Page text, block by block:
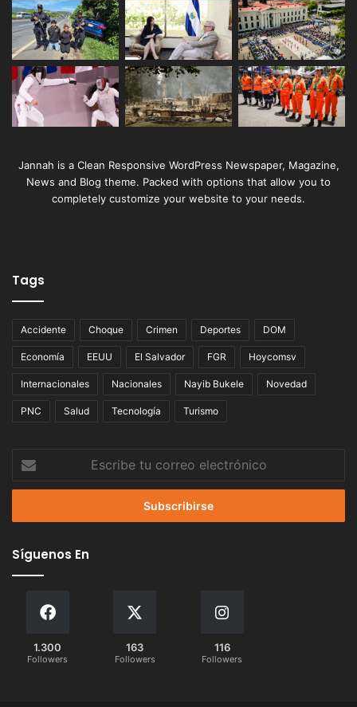
Jannah is a Clean Responsive WordPress Newspaper, Magazine,
News and Blog theme. Packed with options that allow you to
completely customize your website to your needs.
Tags
Accidente Choque Crimen Deportes DOM
Economía EEUU El Salvador FGR Hoycomsv
Internacionales Nacionales Nayib Bukele Novedad
PNC Salud Tecnología Turismo
tu
correo
Síguenos En
1.300
Followers
163
Followers
116
Followers